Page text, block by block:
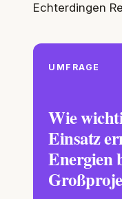
Echterdingen
UMFRAGE
Wie
Einsatz
Energien